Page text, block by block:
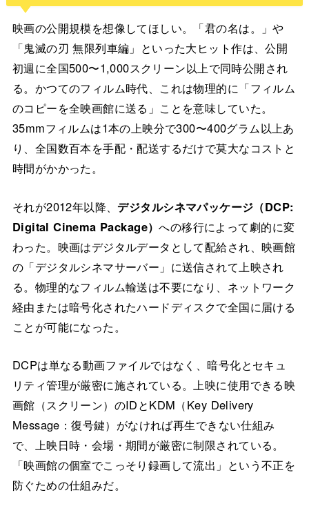
映画の公開規模を想像してほしい。「君の名は。」や
「鬼滅の刃 無限列車編」といった大ヒット作は、公開
初週に全国500〜1,000スクリーン以上で同時公開され
る。かつてのフィルム時代、これは物理的に「フィルム
のコピーを全映画館に送る」ことを意味していた。
35mmフィルムは1本の上映分で300〜400グラム以上あ
り、全国数百本を手配・配送するだけで莫大なコストと
時間がかかった。
それが2012年以降、デジタルシネマパッケージ（DCP:
Digital Cinema Package）への移行によって劇的に変
わった。映画はデジタルデータとして配給され、映画館
の「デジタルシネマサーバー」に送信されて上映され
る。物理的なフィルム輸送は不要になり、ネットワーク
経由または暗号化されたハードディスクで全国に届ける
ことが可能になった。
DCPは単なる動画ファイルではなく、暗号化とセキュ
リティ管理が厳密に施されている。上映に使用できる映
画館（スクリーン）のIDとKDM（Key Delivery
Message：復号鍵）がなければ再生できない仕組み
で、上映日時・会場・期間が厳密に制限されている。
「映画館の個室でこっそり録画して流出」という不正を
防ぐための仕組みだ。